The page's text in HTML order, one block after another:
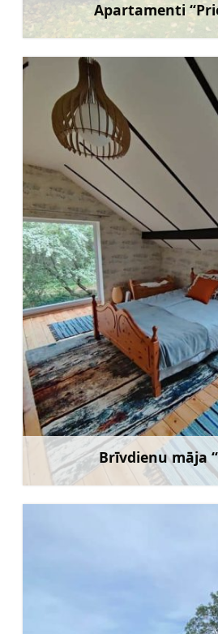
Apartamenti
Brīvdienu māja